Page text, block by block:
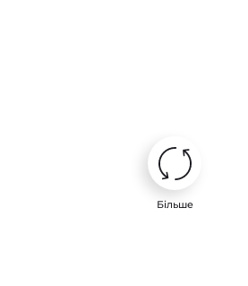
Більше